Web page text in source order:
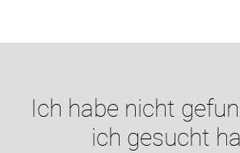
Ich habe nicht
ich gesucht